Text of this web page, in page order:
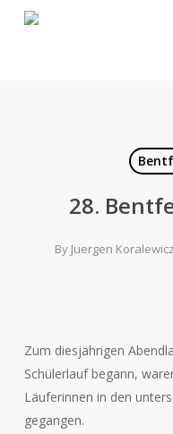
28.
By Juergen Koralewicz
Zum diesjährigen
Schülerlauf begann,
Läuferinnen in den
gegangen.